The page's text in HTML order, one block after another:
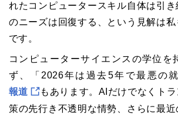
れたコンピュータースキル自体は引
のニーズは回復する、という見解は
です。
コンピューターサイエンスの学位を
ず、「2026年は過去5年で最悪の
報道
もあります。AIだけでなくト
策の先行き不透明な情勢、さらに最